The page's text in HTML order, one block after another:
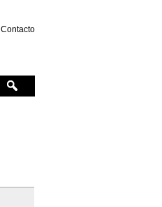
Contacto